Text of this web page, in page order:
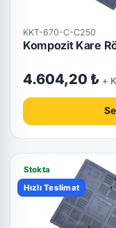
KKT-670-C-C250
Kompozit Kare
4.604,20 ₺ +
Stokta
Hızlı Teslimat